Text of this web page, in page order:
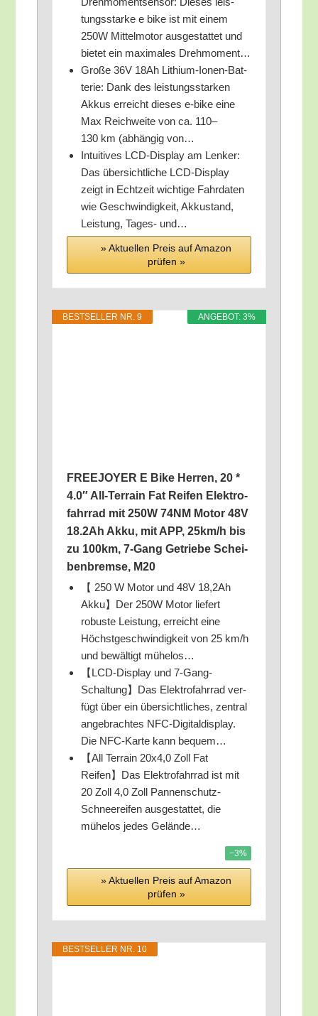
tungs­star­ke e bike ist mit einem
250W Mit­tel­mo­tor aus­ge­stat­tet und
bie­tet ein maxi­ma­les Drehmoment…
Gro­ße 36V 18Ah Lithi­um-Ionen-Bat­
te­rie: Dank des leis­tungs­star­ken
Akkus erreicht die­ses e‑bike eine
Max Reich­wei­te von ca. 110–
130 km (abhän­gig von…
Intui­ti­ves LCD-Dis­play am Len­ker:
Das über­sicht­li­che LCD-Dis­play
zeigt in Echt­zeit wich­ti­ge Fahr­da­ten
wie Geschwin­dig­keit, Akku­stand,
Leis­tung, Tages- und…
» Aktu­el­len Preis auf Ama­zon
prü­fen »
ANGE­BOT: 3%
BEST­SEL­LER NR. 9
FREEJOYER E Bike Her­ren, 20 *
4.0″ All-Ter­rain Fat Rei­fen Elek­tro­
fahr­rad mit 250W 74NM Motor 48V
18.2Ah Akku, mit APP, 25km/​h bis
zu 100km, 7‑Gang Getrie­be Schei­
ben­brem­se, M20
【 250 W Motor und 48V 18,2Ah
Akku】Der 250W Motor lie­fert
robus­te Leis­tung, erreicht eine
Höchst­ge­schwin­dig­keit von 25 km/​h
und bewäl­tigt mühelos…
【LCD-Dis­play und 7‑Gang-
Schaltung】Das Elek­tro­fahr­rad ver­
fügt über ein über­sicht­li­ches, zen­tral
ange­brach­tes NFC-Digi­tal­dis­play.
Die NFC-Kar­te kann bequem…
【All Ter­rain 20x4,0 Zoll Fat
Reifen】Das Elek­tro­fahr­rad ist mit
20 Zoll 4,0 Zoll Pan­nen­schutz-
Schnee­rei­fen aus­ge­stat­tet, die
mühe­los jedes Gelände…
−3%
» Aktu­el­len Preis auf Ama­zon
prü­fen »
BEST­SEL­LER NR. 10